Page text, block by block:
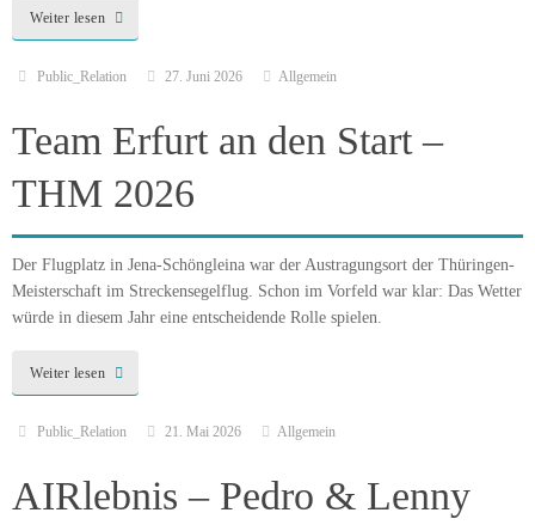
Weiter lesen
Public_Relation 27. Juni 2026 Allgemein
Team Erfurt an den Start –
THM 2026
Der Flugplatz in Jena-Schöngleina war der Austragungsort der Thüringen-
Meisterschaft im Streckensegelflug. Schon im Vorfeld war klar: Das Wetter
würde in diesem Jahr eine entscheidende Rolle spielen.
Weiter lesen
Public_Relation 21. Mai 2026 Allgemein
AIRlebnis – Pedro & Lenny